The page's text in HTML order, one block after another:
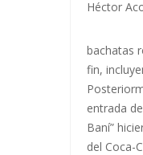
Héctor
bachatas
fin,
entrada
Baní”
del Coca-